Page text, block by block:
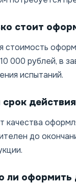
стоит
стоимость
000 рублей, в
испытаний.
качества
до
ли оформить